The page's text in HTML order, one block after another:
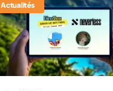
Actualités